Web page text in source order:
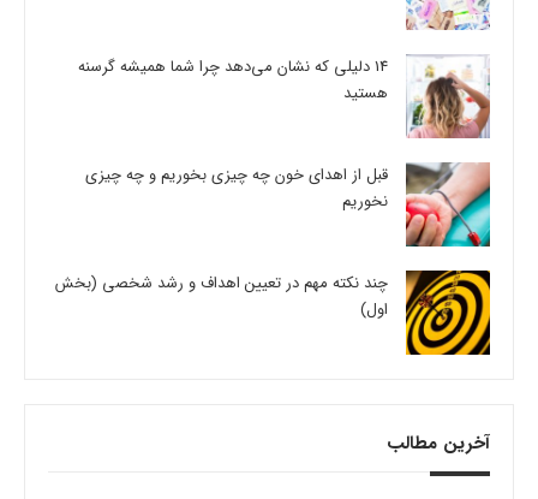
14 دلیلی که نشان می‌دهد چرا شما همیشه گرسنه
هستید
قبل از اهدای خون چه چیزی بخوریم و چه چیزی
نخوریم
چند نکته مهم در تعیین اهداف و رشد شخصی (بخش
اول)
آخرین مطالب